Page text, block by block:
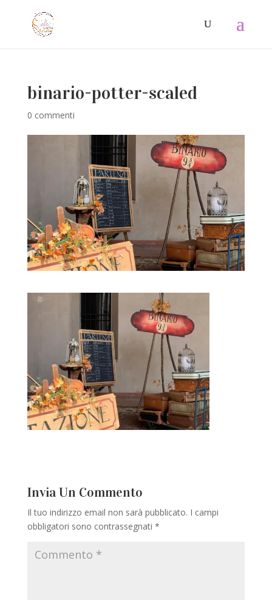
binario-potter-scaled
0 commenti
Invia Un Commento
Il tuo indirizzo email non sarà pubblicato. I campi
obbligatori sono contrassegnati *